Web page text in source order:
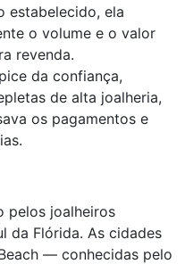
estabelecido, ela
o volume e o valor
revenda.
da confiança,
de alta joalheria,
os pagamentos e
pelos joalheiros
da Flórida. As cidades
— conhecidas pelo